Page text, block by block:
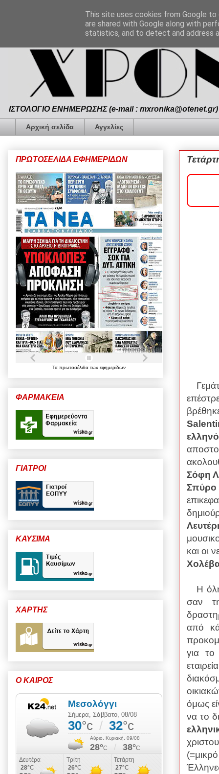
ΙΣΤΟΛΟΓΙΟ ΕΝΗΜΕΡΩΣΗΣ (e-mail :
Αρχική σελίδα Αγγελίες
Σόφη
Σπύρο
και οι
Η
σαν
από
για το
όμως
να το
ΠΡΩΤΟΣΕΛΙΔΑ ΕΦΗΜΕΡΙΔΩΝ
Τα πρωτοσέλιδα των εφημερίδων
ΦΑΡΜΑΚΕΙΑ
ΓΙΑΤΡΟΙ
ΚΑΥΣΙΜΑ
ΧΑΡΤΗΣ
Ο ΚΑΙΡΟΣ
This site uses cookies from Google
are shared with Google along with
statistics, and to detect and address